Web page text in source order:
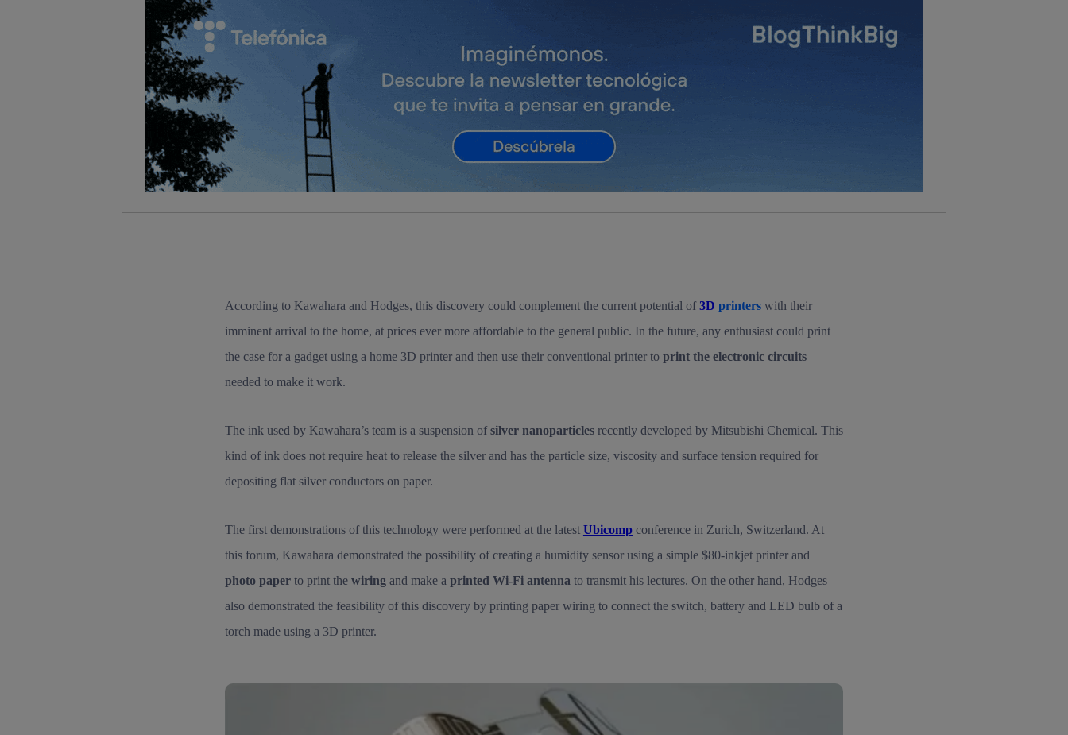
According to Kawahara and Hodges, this discovery could complement the current potential of 3D printers with their
imminent arrival to the home, at prices ever more affordable to the general public. In the future, any enthusiast could print
the case for a gadget using a home 3D printer and then use their conventional printer to print the electronic circuits
needed to make it work.
The ink used by Kawahara’s team is a suspension ofsilver nanoparticlesrecently developed by Mitsubishi Chemical. This
kind of ink does not require heat to release the silver and has the particle size, viscosity and surface tension required for
depositing flat silver conductors on paper.
The first demonstrations of this technology were performed at the latest Ubicomp conference in Zurich, Switzerland. At
this forum, Kawahara demonstrated the possibility of creating a humidity sensor using a simple $80-inkjet printer and
photo paperto print the wiringand make a printed Wi-Fi antenna to transmit his lectures. On the other hand, Hodges
also demonstrated the feasibility of this discovery by printing paper wiring to connect the switch, battery and LED bulb of a
torch made using a 3D printer.
Típicamente:
conexión de banda ancha(p. ej., Wi-Fi), el marketing o análisis se
realizará en función de las actividades de navegación de los miembros del hogar que
hayan dado su consentimiento.
Si utilizas
datos móviles, el marketing será más personalizado, ya que se basará
únicamente en la navegación del usuario del móvil.
Puedes gestionar los consentimientos Utiq seleccionando “Administrar Utiq” en la parte
inferior de esta página web o visitando el portal de privacidad de Utiq (“consenthub”)
Para más información, consulta la
política de privacidad de Utiq